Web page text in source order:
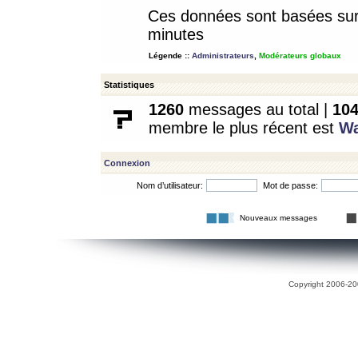
Ces données sont basées
minutes
Légende :: Administrateurs Modérateurs globaux
Statistiques
1260 messages au total | 104
membre le plus récent est
Connexion
Nom d’utilisateur: Mot de passe:
Nouveaux messages
Copyright 2006-